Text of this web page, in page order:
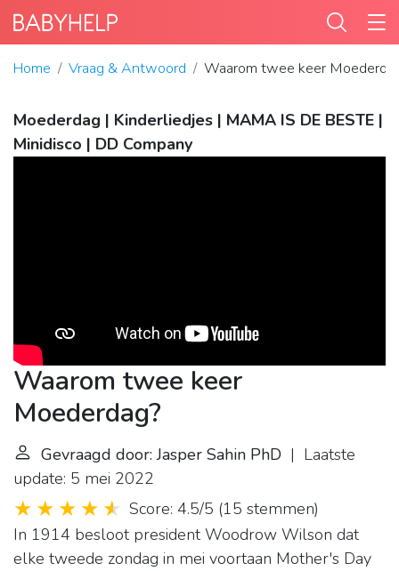
Home Vraag & Antwoord Waarom twee keer
Moederdag | Kinderliedjes | MAMA IS DE BESTE |
Minidisco | DD Company
Waarom twee keer
Moederdag?
Gevraagd door: Jasper Sahin PhD | Laatste
update: 5 mei 2022
Score: 4.5/5 (15 stemmen)
In 1914 besloot president Woodrow Wilson dat
elke tweede zondag in mei voortaan Mother's Day